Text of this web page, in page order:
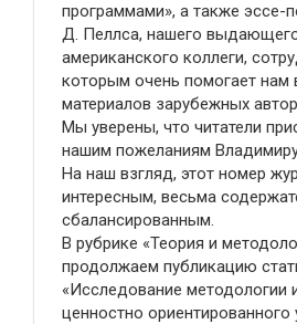
программами», а также эссе-
Д. Пеллса, нашего
американского коллеги,
которым очень помогает нам
материалов зарубежных
Мы уверены, что читатели
нашим пожеланиям
На наш взгляд, этот номер
интересным, весьма
сбалансированным.
В рубрике «Теория и
продолжаем публикацию
«Исследование методологии
ценностно ориентированного